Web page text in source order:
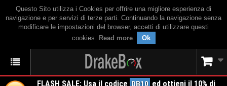
Questo Sito utilizza i Cookies per offrire una migliore esperienza di
navigazione e per servizi di terze parti. Continuando la navigazione senza
modificare le impostazioni del browser, accetti di utilizzare questi
cookies. Read more. Ok
FLASH SALE: Usa il codice DB10 ed ottieni il 10% di